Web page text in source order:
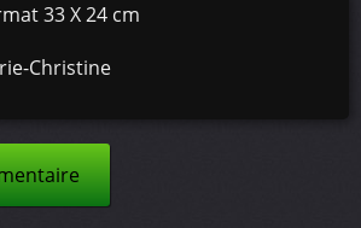
33 X 24 cm
Christine